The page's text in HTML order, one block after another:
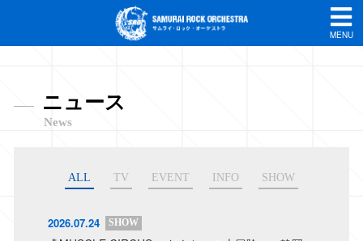
MENU
ニュース
News
ALL TV EVENT INFO SHOW
2026.07.24 SHOW